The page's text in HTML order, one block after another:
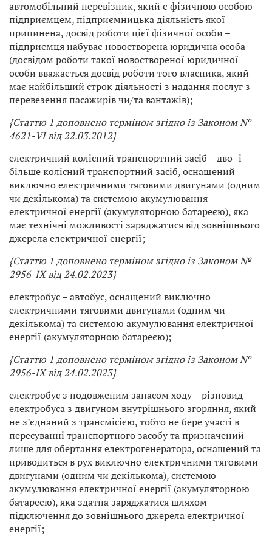
автомобільний перевізник, який є фізичною особою –
підприємцем, підприємницька діяльність якої
припинена, досвід роботи цієї фізичної особи –
підприємця набуває новостворена юридична особа
(досвідом роботи такої новоствореної юридичної
особи вважається досвід роботи того власника, який
має найбільший строк діяльності з надання послуг з
перевезення пасажирів чи/та вантажів);
{Статтю 1 доповнено терміном згідно із Законом №
4621-VI від 22.03.2012}
електричний колісний транспортний засіб – дво- і
більше колісний транспортний засіб, оснащений
виключно електричними тяговими двигунами (одним
чи декількома) та системою акумулювання
електричної енергії (акумуляторною батареєю), яка
має технічні можливості заряджатися від зовнішнього
джерела електричної енергії;
{Статтю 1 доповнено терміном згідно із Законом№
2956-IX від 24.02.2023}
електробус – автобус, оснащений виключно
електричними тяговими двигунами (одним чи
декількома) та системою акумулювання електричної
енергії (акумуляторною батареєю);
{Статтю 1 доповнено терміном згідно із Законом№
2956-IX від 24.02.2023}
електробус з подовженим запасом ходу – різновид
електробуса з двигуном внутрішнього згоряння, який
не з’єднаний з трансмісією, тобто не бере участі в
пересуванні транспортного засобу та призначений
лише для обертання електрогенератора, оснащений та
приводиться в рух виключно електричними тяговими
двигунами (одним чи декількома), системою
акумулювання електричної енергії (акумуляторною
батареєю), яка здатна заряджатися шляхом
підключення до зовнішнього джерела електричної
енергії;